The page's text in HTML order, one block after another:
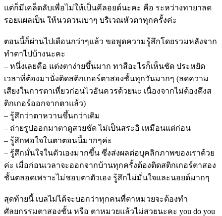
แต่ก็มีเคล็ดลับเพื่อไม่ให้เป็นคีลอยด์นะคะ คือ ระหว่างทายาลด
รอยแผลเป็น ให้นวดวนเบาๆ บริเวณหัวตาทุกครั้งค่ะ
ตอนนี้ก็ผ่านไปเดือนกว่าๆแล้ว ขอพูดความรู้สึกโดยรวมหลังจาก
ทำตาไปบ้างนะคะ
– หนึ่งเลยคือ แต่งตาง่ายขึ้นมาก ทาสีอะไรก็เห็นชัด ประหยัด
เวลาที่ต้องมานั่งติดสติกเกอร์ตาสองชั้นทุกวันมากๆ (ลดความ
เสียงในการตาเหี่ยวก่อนไวอันควรด้วยนะ เนื่องจากไม่ต้องดึงส
ติกเกอร์ออกจากตาแล้ว)
– รู้สึกว่าตาหวานขึ้นกว่าเดิม
– ถ่ายรูปออกมาตาดูสวยชัด ไม่เป็นสระอิ เหมือนแต่ก่อน
– รู้สึกพอใจในตาตอนนี้มากๆค่ะ
– รู้สึกมั่นใจในตัวเองมากขึ้น ซึ่งส่งผลต่อบุคลิกภาพของเราด้วย
ค่ะ เมื่อก่อนเวลาจะออกจากบ้านทุกครั้งต้องติดสติกเกอร์ตาสอง
ชั้นตลอดเพราะไม่ชอบตาตัวเอง รู้สึกไม่มั่นใจและนอยด์มากๆ
สุดท้ายนี้ เบลไม่ได้จะบอกว่าทุกคนที่ตาหมวยจะต้องทำ
ศัลยกรรมตาสองชั้น หรือ ตาหมวยแล้วไม่สวยนะคะ you do you